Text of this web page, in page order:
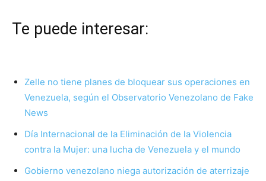
Te puede interesar:
Zelle no tiene planes de bloquear sus operaciones en
Venezuela, según el Observatorio Venezolano de Fake
News
Día Internacional de la Eliminación de la Violencia
contra la Mujer: una lucha de Venezuela y el mundo
Gobierno venezolano niega autorización de aterrizaje